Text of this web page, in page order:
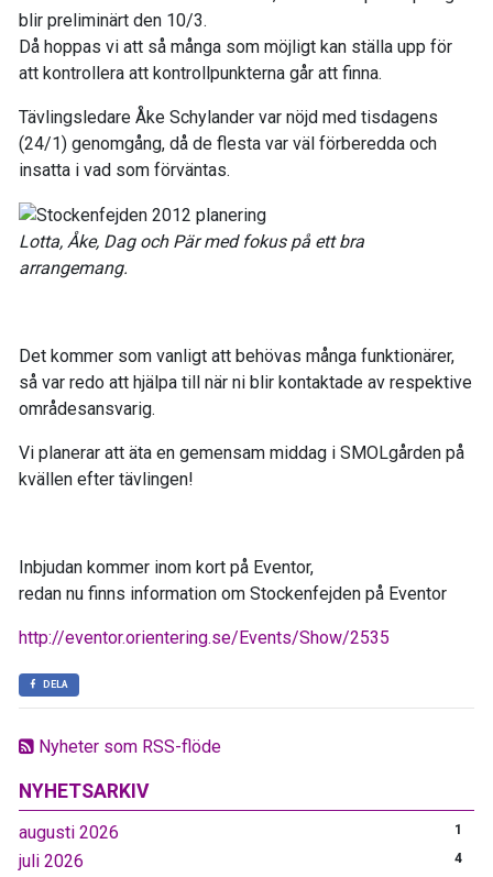
Nyheter som RSS-flöde
NYHETSARKIV
augusti 2026 1
juli 2026 4
blir preliminärt den 10/3.
Då hoppas vi att så många som möjligt kan ställa upp för
att kontrollera att kontrollpunkterna går att finna.
Tävlingsledare Åke Schylander var nöjd med tisdagens
(24/1) genomgång, då de flesta var väl förberedda och
insatta i vad som förväntas.
Lotta, Åke, Dag och Pär med fokus på ett bra
arrangemang.
Det kommer som vanligt att behövas många funktionärer,
så var redo att hjälpa till när ni blir kontaktade av respektive
områdesansvarig.
Vi planerar att äta en gemensam middag i SMOLgården på
kvällen efter tävlingen!
Inbjudan kommer inom kort på Eventor,
redan nu finns information om Stockenfejden på Eventor
http://eventor.orientering.se/Events/Show/2535
DELA